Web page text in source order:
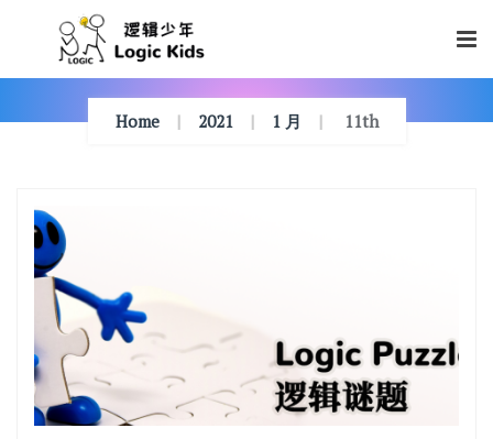
Home 2021 1 月 11th